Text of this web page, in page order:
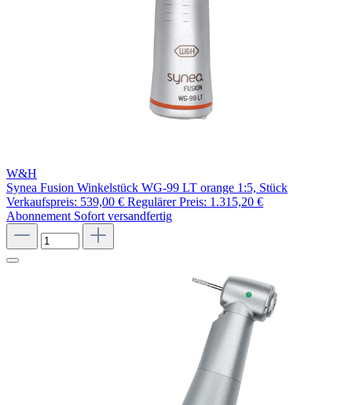
W&H
Synea Fusion Winkelstück WG-99 LT orange 1:5, Stück
Verkaufspreis: 539,00 € Regulärer Preis: 1.315,20 €
Abonnement Sofort versandfertig